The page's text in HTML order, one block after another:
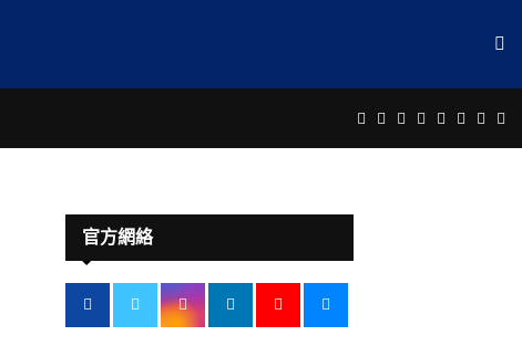
Facebook
TwitterInstagram
Linkedin
Youtube
Email
Rss
官方網絡